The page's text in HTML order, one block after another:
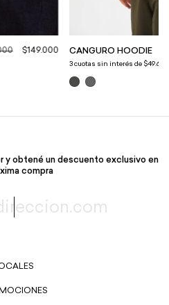
$149.000 CANGURO HOODIE
3 cuotas sin interés de
obtené un descuento exclusivo en
compra